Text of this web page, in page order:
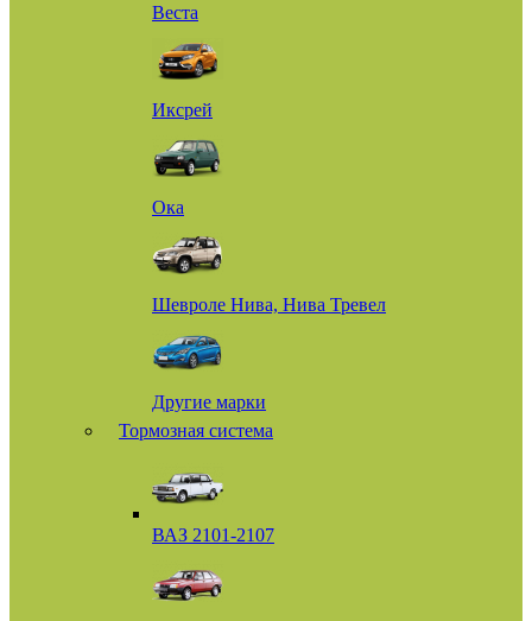
Веста
Иксрей
Ока
Шевроле Нива, Нива Тревел
Другие марки
Тормозная система
ВАЗ 2101-2107